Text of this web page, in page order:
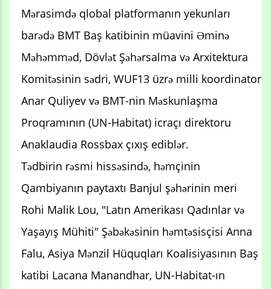
Mərasimdə qlobal platformanın yekunları
barədə BMT Baş katibinin müavini Əminə
Məhəmməd, Dövlət Şəhərsalma və Arxitektura
Komitəsinin sədri, WUF13 üzrə milli koordinator
Anar Quliyev və BMT-nin Məskunlaşma
Proqramının (UN-Habitat) icraçı direktoru
Anaklaudia Rossbax çıxış ediblər.
​Tədbirin rəsmi hissəsində, həmçinin
Qambiyanın paytaxtı Banjul şəhərinin meri
Rohi Malik Lou, "Latın Amerikası Qadınlar və
Yaşayış Mühiti" Şəbəkəsinin həmtəsisçisi Anna
Falu, Asiya Mənzil Hüquqları Koalisiyasının Baş
katibi Lacana Manandhar, UN-Habitat-ın